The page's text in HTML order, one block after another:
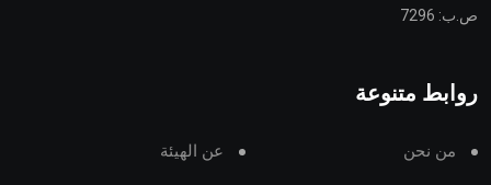
ص.ب: 7296
روابط متنوعة
من نحن عن الهيئة